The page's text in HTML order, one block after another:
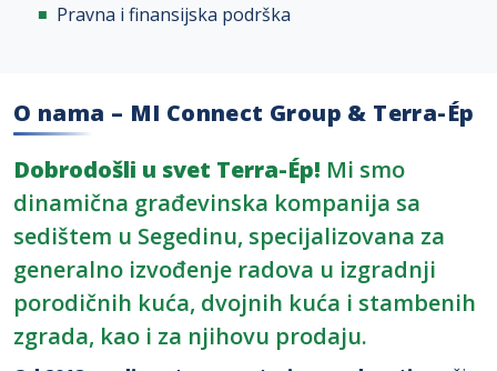
Pravna i finansijska podrška
O nama – MI Connect Group & Terra-Ép
Dobrodošli u svet Terra-Ép! Mi smo
dinamična građevinska kompanija sa
sedištem u Segedinu, specijalizovana za
generalno izvođenje radova u izgradnji
porodičnih kuća, dvojnih kuća i stambenih
zgrada, kao i za njihovu prodaju.